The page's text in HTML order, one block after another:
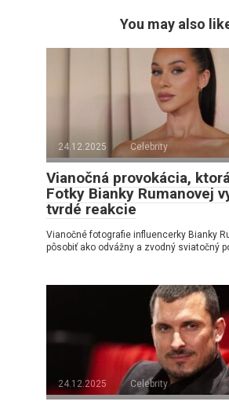
You may also
24.12.2025 Celebrity
Vianočná provokácia,
Fotky Bianky Rumanovej
tvrdé reakcie
Vianočné fotografie influencerky Bianky
pôsobiť ako odvážny a zvodný sviatočný
24.12.2025 Celebrity